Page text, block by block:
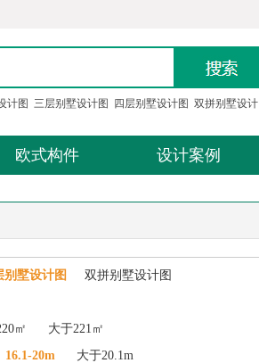
计图 三层别墅设计图 四层别墅设计图 双拼别墅设计
欧式构件 设计案例
别墅设计图
双拼别墅设计图
㎡
大于221㎡
16.1-20m
大于20.1m